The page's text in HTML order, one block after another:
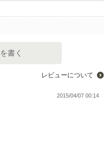
書く
レビューについて
2015/04/07 00:14